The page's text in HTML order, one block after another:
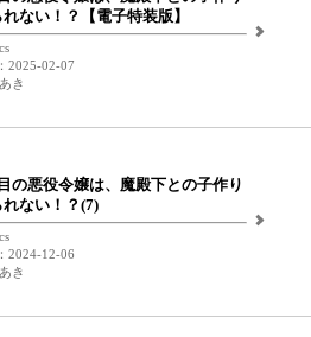
ない！？【電子特装版】
2025-02-07
き
の悪役令嬢は、魔殿下との子作り
ない！？(7)
2024-12-06
き